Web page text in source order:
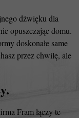
dźwięku dla
opuszczając domu.
doskonałe same
przez chwilę, ale
Fram łączy te